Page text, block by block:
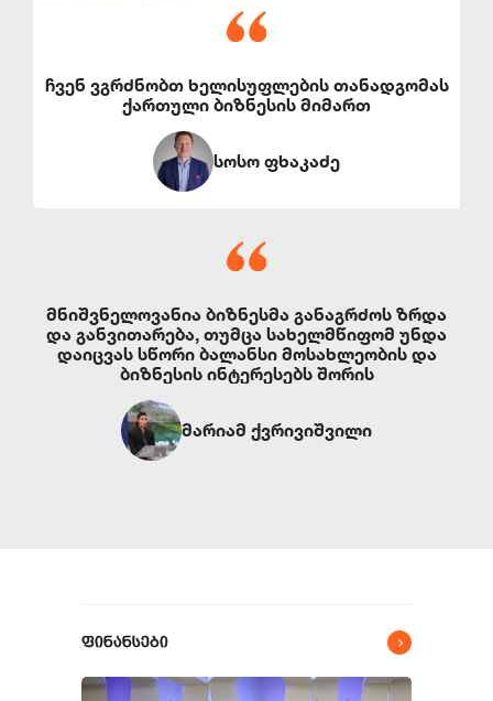
ჩვენ ვგრძნობთ ხელისუფლების თანადგომას
ქართული ბიზნესის მიმართ
სოსო ფხაკაძე
მნიშვნელოვანია ბიზნესმა განაგრძოს ზრდა
და განვითარება, თუმცა სახელმწიფომ უნდა
დაიცვას სწორი ბალანსი მოსახლეობის და
ბიზნესის ინტერესებს შორის
მარიამ ქვრივიშვილი
ფინანსები